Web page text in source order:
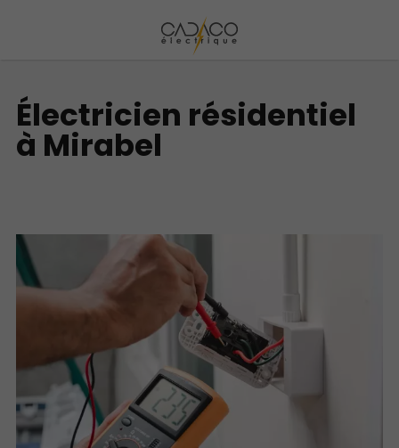
Électricien résidentiel
à Mirabel